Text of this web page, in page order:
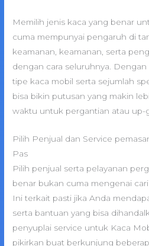
Memilih jenis kaca yang benar
cuma mempunyai pengaruh di
keamanan, keamanan, serta
dengan cara seluruhnya.
tipe kaca mobil serta sejumlah
bisa bikin putusan yang makin
waktu untuk pergantian atau up-
Pilih Penjual dan Service
Pas
Pilih penjual serta pelayanan
benar bukan cuma mengenai
Ini terkait pasti jika Anda
serta bantuan yang bisa
penyuplai service untuk Kaca
pikirkan buat berkunjung